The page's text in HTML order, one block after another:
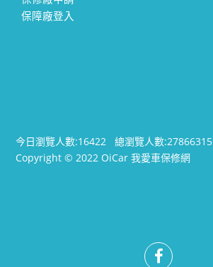
保障廠登入
今日瀏覽人數:16422總瀏覽人數:27866315
Copyright © 2022 OiCar 我愛車保修網